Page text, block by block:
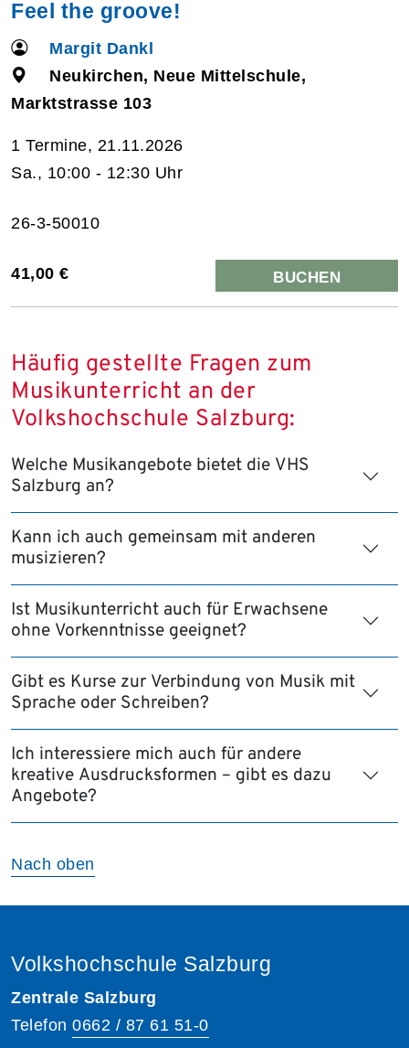
Feel the groove!
Margit Dankl
Neukirchen, Neue Mittelschule,
Marktstrasse 103
1 Termine, 21.11.2026
Sa., 10:00 - 12:30 Uhr
26-3-50010
41,00 € BUCHEN
Häufig gestellte Fragen zum
Musikunterricht an der
Volkshochschule Salzburg:
Welche Musikangebote bietet die VHS
Salzburg an?
Kann ich auch gemeinsam mit anderen
musizieren?
Ist Musikunterricht auch für Erwachsene
ohne Vorkenntnisse geeignet?
Gibt es Kurse zur Verbindung von Musik mit
Sprache oder Schreiben?
Ich interessiere mich auch für andere
kreative Ausdrucksformen – gibt es dazu
Angebote?
Nach oben
Volkshochschule Salzburg
Zentrale Salzburg
Telefon 0662 / 87 61 51-0